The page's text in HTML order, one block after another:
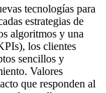
tecnologías para
estrategias de
algoritmos y una
los clientes
sencillos y
Valores
que responden al